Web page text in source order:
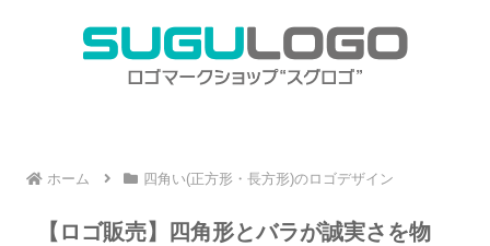
ホーム 四角い(正方形・長方形)のロゴデザイン
【ロゴ販売】四角形とバラが誠実さを物